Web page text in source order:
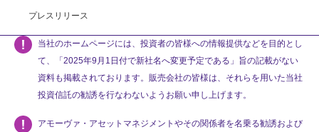
プレスリリース
当社のホームページには、投資者の皆様への情報提供などを目的とし
て、「2025年9月1日付で新社名へ変更予定である」旨の記載がない
資料も掲載されております。販売会社の皆様は、それらを用いた当社
投資信託の勧誘を行なわないようお願い申し上げます。
アモーヴァ・アセットマネジメントやその関係者を名乗る勧誘および